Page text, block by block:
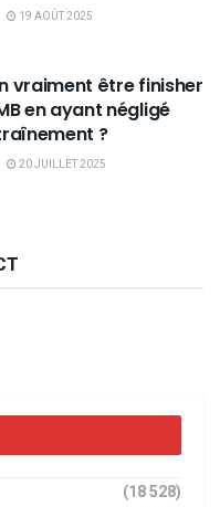
19 AOÛT 2025
vraiment être finisher
en ayant négligé
?
20 JUILLET 2025
(18 528)